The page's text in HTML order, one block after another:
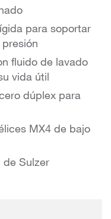
para soportar
fluido de lavado
vida útil
dúplex para
MX4 de bajo
de Sulzer